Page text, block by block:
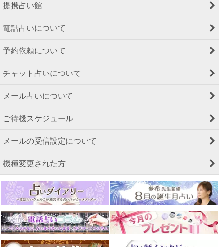
提携占い館
電話占いについて
予約依頼について
チャット占いについて
メール占いについて
ご待機スケジュール
メールの受信設定について
機種変更された方